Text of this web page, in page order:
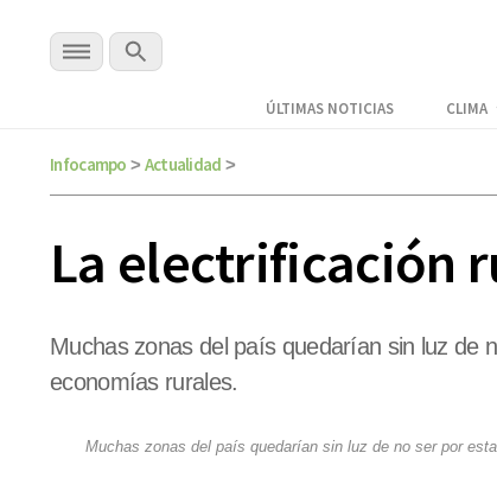
ÚLTIMAS NOTICIAS CLIMA
Infocampo > Actualidad >
La electrificación
Muchas zonas del país quedarían sin luz de
economías rurales.
Muchas zonas del país quedarían sin luz de no ser por